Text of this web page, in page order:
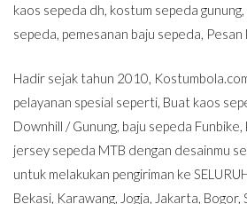
kaos sepeda dh, kostum sepeda gunung,
sepeda, pemesanan baju sepeda, Pesan
Hadir sejak tahun 2010,
pelayanan spesial seperti, Buat kaos
Downhill / Gunung, baju sepeda
jersey sepeda MTB dengan desainmu
untuk melakukan pengiriman ke
Bekasi, Karawang, Jogja, Jakarta, Bogor,